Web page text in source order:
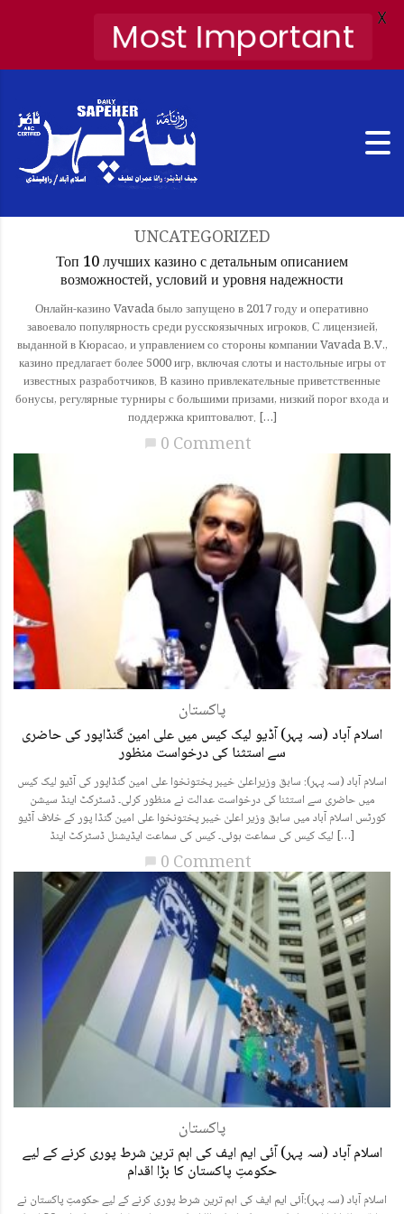
UNCATEGORIZED
Топ 10 лучших казино с детальным описанием
возможностей, условий и уровня надежности
Онлайн-казино Vavada было запущено в 2017 году и оперативно
завоевало популярность среди русскоязычных игроков. С лицензией,
выданной в Кюрасао, и управлением со стороны компании Vavada B.V.,
казино предлагает более 5000 игр, включая слоты и настольные игры от
известных разработчиков. В казино привлекательные приветственные
бонусы, регулярные турниры с большими призами, низкий порог входа и
поддержка криптовалют. […]
0 Comment
پاکستان
اسلام آباد (سہ پہر) آڈیو لیک کیس میں علی امین گنڈاپور کی حاضری
سے استثنا کی درخواست منظور
اسلام آباد (سہ پہر): سابق وزیراعلیٰ خیبر پختونخوا علی امین گنڈاپور کی آڈیو لیک کیس
میں حاضری سے استثنا کی درخواست عدالت نے منظور کرلی۔ ڈسٹرکٹ اینڈ سیشن
کورٹس اسلام آباد میں سابق وزیر اعلیٰ خیبر پختونخوا علی امین گنڈا پور کے خلاف آڈیو
لیک کیس کی سماعت ہوئی۔ کیس کی سماعت ایڈیشنل ڈسٹرکٹ اینڈ […]
chat_bubble 0 Comment
پاکستان
اسلام آباد (سہ پہر) آئی ایم ایف کی اہم ترین شرط پوری کرنے کے لیے
حکومتِ پاکستان کا بڑا اقدام
اسلام آباد (سہ پہر):آئی ایم ایف کی اہم ترین شرط پوری کرنے کے لیے حکومتِ پاکستان نے
Most Important X